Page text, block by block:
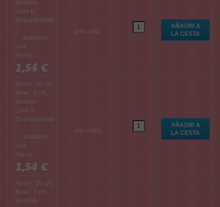
Variante :
Letra U
Disponibilidad
:
Precio :
1,54 €
(per unità)
Altura : 10 cm,
Base : 2 cm,
Variante :
Letra V
Disponibilidad
:
Precio :
1,54 €
(per unità)
Altura : 10 cm,
Base : 2 cm,
Variante :